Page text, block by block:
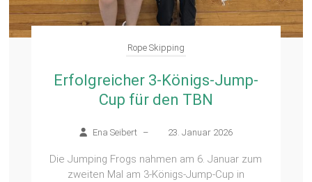
Rope Skipping
Erfolgreicher 3-Königs-Jump-
Cup für den TBN
Ena Seibert – 23. Januar 2026
Die Jumping Frogs nahmen am 6. Januar zum
zweiten Mal am 3-Königs-Jump-Cup in